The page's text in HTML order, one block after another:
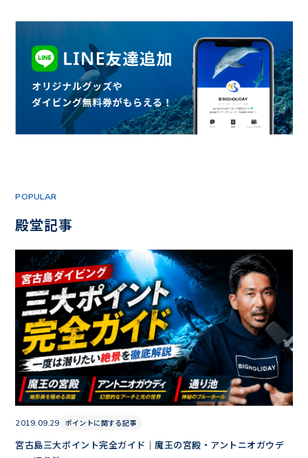
POPULAR
殿堂記事
2019.09.29 ポイントに関する記事
宮古島三大ポイント完全ガイド｜魔王の宮殿・アントニオガウデ